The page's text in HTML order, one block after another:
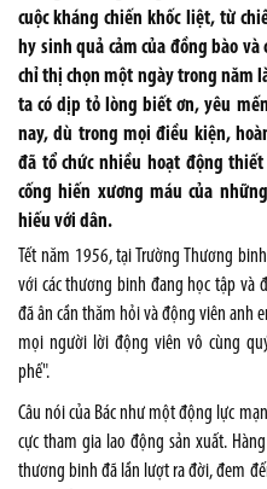
cuộc kháng chiến khốc liệt, từ
hy sinh quả cảm của đồng bào
chỉ thị chọn một ngày trong năm
ta có dịp tỏ lòng biết ơn, yêu
nay, dù trong mọi điều kiện,
đã tổ chức nhiều hoạt động
cống hiến xương máu của
hiếu với dân.
Tết năm 1956, tại Trường Thương
với các thương binh đang học tập và
đã ân cần thăm hỏi và động viên anh
mọi người lời động viên vô cùng
phế".
Câu nói của Bác như một động lực
cực tham gia lao động sản xuất.
thương binh đã lần lượt ra đời, đem